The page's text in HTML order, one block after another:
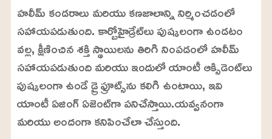
హలీమ్ కండరాలు మరియు కణజాలాన్ని నిర్మించడంలో
సహాయపడుతుంది. కార్బోహైడ్రేట్‌లు పుష్కలంగా ఉండటం
వల్ల, క్షీణించిన శక్తి స్థాయిలను తిరిగి నింపడంలో హలీమ్
సహాయపడుతుంది మరియు ఇందులో యాంటీ ఆక్సిడెంట్‌లు
పుష్కలంగా ఉండే డ్రై ఫ్రూట్స్‌ను కలిగి ఉంటాయి, ఇవి
యాంటీ ఏజింగ్ ఏజెంట్‌గా పనిచేస్తాయి.యవ్వనంగా
మరియు అందంగా కనిపించేలా చేస్తుంది.